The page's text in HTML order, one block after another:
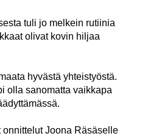
tuli jo melkein rutiinia
olivat kovin hiljaa
hyvästä yhteistyöstä.
olla sanomatta vaikkapa
Joona Räsäselle